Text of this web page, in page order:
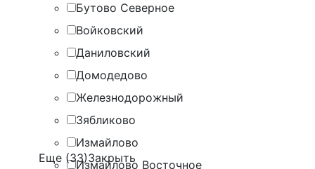
Бутово Северное
Войковский
Даниловский
Домодедово
Железнодорожный
Зябликово
Измайлово
Измайлово Восточное
Еще (33)Закрыть